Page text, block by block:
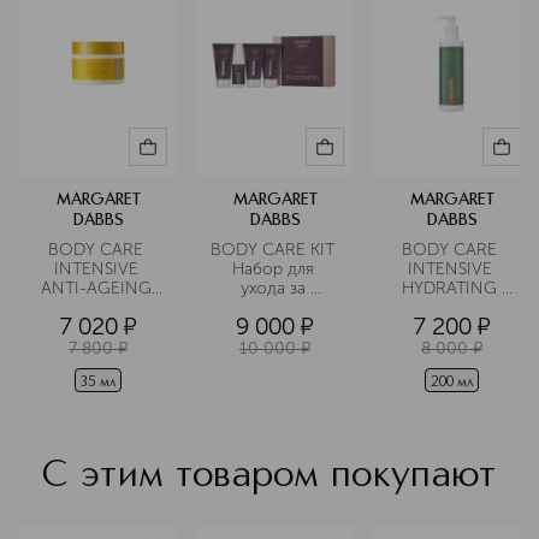
Отмеченная множеством наград
продукция Margaret Dabbs® London
Соединенном Королевстве.
MARGARET
DABBS
BODY CARE
INTENSIVE
ANTI-AGEING
рук
антивозрастная
7 020 ¤
7 800 ¤
35 мл
MARGARET
DABBS
BODY CARE KIT
Набор для
ухода за
9 000 ¤
10 000 ¤
MARGARET
DABBS
BODY CARE
INTENSIVE
HYDRATING
стоп
увлажняющий
грейпфрут и
розмарин
7 200 ¤
8 000 ¤
200 мл
С этим товаром покупают